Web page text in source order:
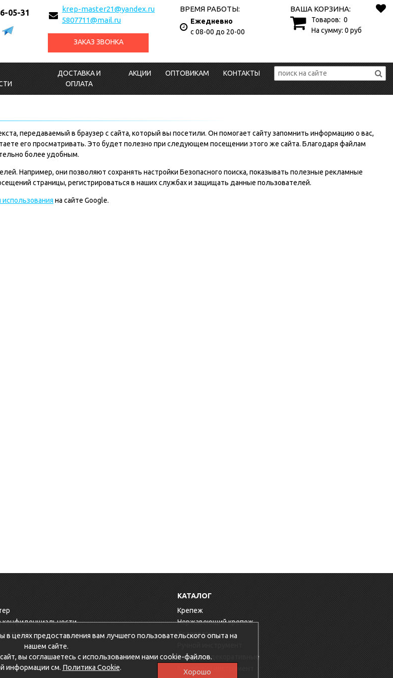
05-31
krep-master21@yandex.ru
5807711@mail.ru
ЗАКАЗ ЗВОНКА
ВРЕМЯ РАБОТЫ:
Ежедневно
с 08-00 до 20-00
ВАША КОРЗИНА:
Товаров: 0
На сумму: 0 руб
ДОСТАВКА И
ОПЛАТА
АКЦИИ ОПТОВИКАМ КОНТАКТЫ
передаваемый в браузер с сайта, который вы посетили. Он помогает сайту запомнить информацию о вас,
его просматривать. Это будет полезно при следующем посещении этого же сайта. Благодаря файлам
более удобным.
Например, они позволяют сохранять настройки Безопасного поиска, показывать полезные рекламные
страницы, регистрироваться в наших службах и защищать данные пользователей.
на сайте Google.
конфиденциальности
и оплата
КАТАЛОГ
Крепеж
Нержавеющий крепеж
Хозтовары
Заглушки декоративные
Малярный инструмент
целях предоставления вам лучшего пользовательского опыта на
нашем сайте.
вы соглашаетесь с использованием нами cookie-файлов.
информации см. Политика Cookie.
Хорошо